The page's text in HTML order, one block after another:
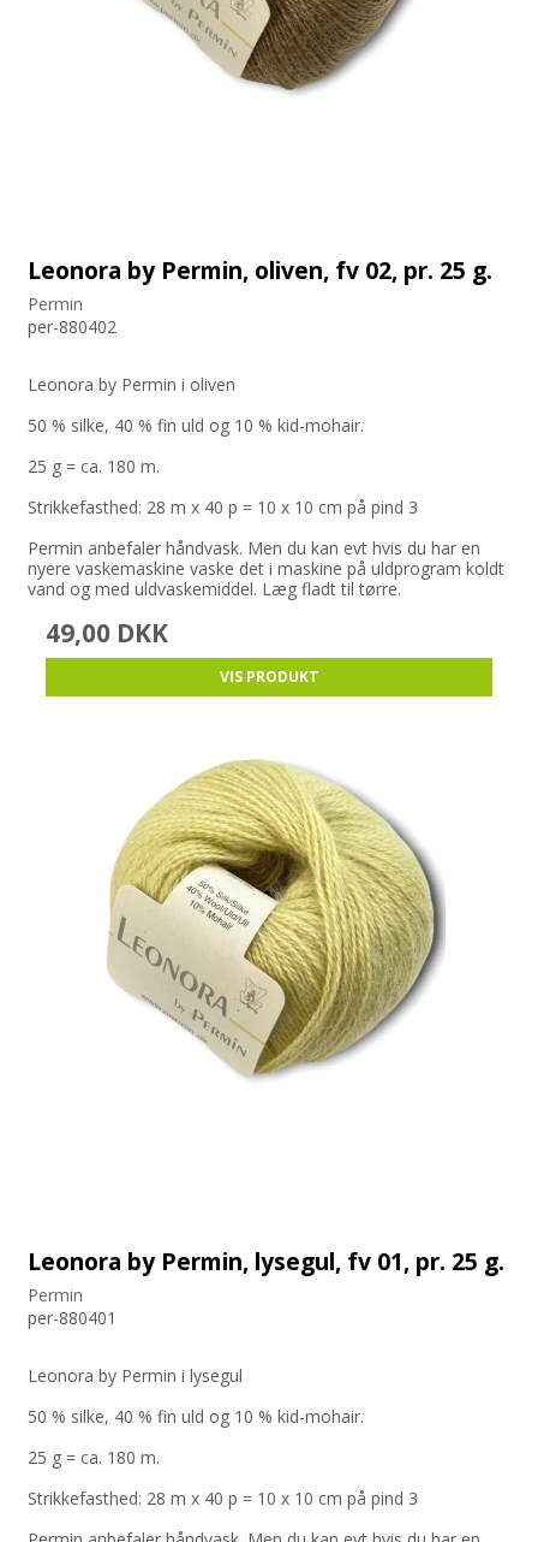
Leonora by Permin, oliven, fv 02, pr. 25 g.
Permin
per-880402
Leonora by Permin i oliven
50 % silke, 40 % fin uld og 10 % kid-mohair.
25 g = ca. 180 m.
Strikkefasthed: 28 m x 40 p = 10 x 10 cm på pind 3
Permin anbefaler håndvask. Men du kan evt hvis du har en
nyere vaskemaskine vaske det i maskine på uldprogram koldt
vand og med uldvaskemiddel. Læg fladt til tørre.
49,00 DKK
VIS PRODUKT
Leonora by Permin, lysegul, fv 01, pr. 25 g.
Permin
per-880401
Leonora by Permin i lysegul
50 % silke, 40 % fin uld og 10 % kid-mohair.
25 g = ca. 180 m.
Strikkefasthed: 28 m x 40 p = 10 x 10 cm på pind 3